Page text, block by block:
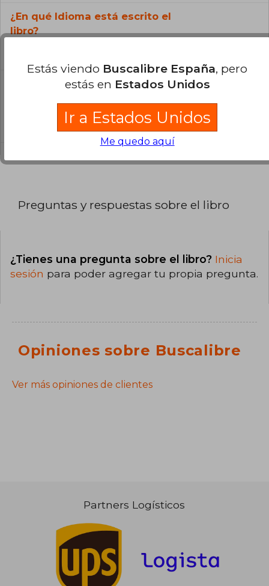
¿En qué Idioma está escrito el
libro?
¿Cuál es la encuadernación de este libro?
La encuadernación de esta edición es Tapa
Preguntas y respuestas sobre el libro
¿Tienes una pregunta sobre el libro? Inicia
sesión para poder agregar tu propia pregunta.
Opiniones sobre Buscalibre
Ver más opiniones de clientes
Partners Logísticos
Estás viendo Buscalibre España, pero
estás en Estados Unidos
Ir a Estados Unidos
Me quedo aquí